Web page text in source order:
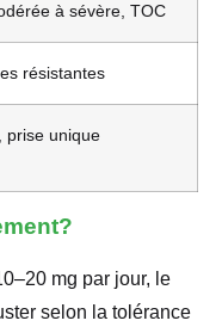
à sévère, TOC
résistantes
prise unique
mg par jour, le
selon la tolérance